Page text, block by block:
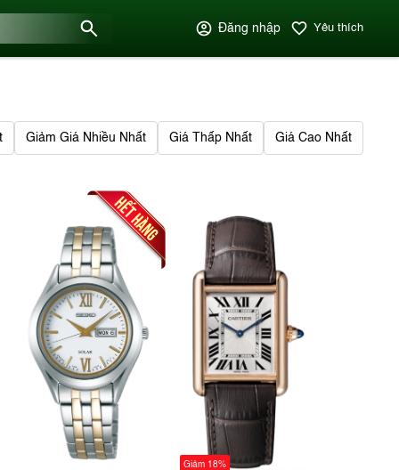
Đăng nhập Yêu thích
Giảm Giá Nhiều Nhất Giá Thấp Nhất Giá Cao Nhất
Giảm 18%